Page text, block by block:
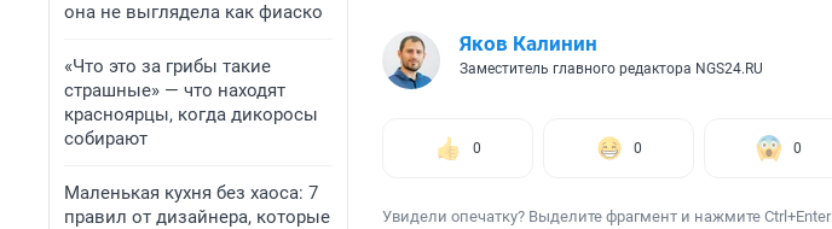
она не выглядела как фиаско
«Что это за грибы такие
страшные» — что находят
красноярцы, когда дикоросы
собирают
Маленькая кухня без хаоса: 7
правил от дизайнера, которые
Яков Калинин
Заместитель главного редактора NGS24.RU
0 0 0
Увидели опечатку? Выделите фрагмент и нажмите Ctrl+Enter